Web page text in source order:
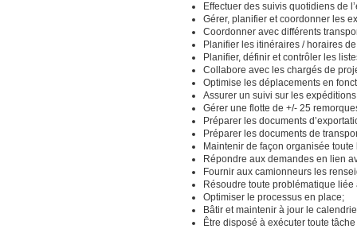
Effectuer des suivis quotidiens de
Gérer, planifier et coordonner les
Coordonner avec différents
Planifier les itinéraires / horaires
Planifier, définir et contrôler les
Collabore avec les chargés de
Optimise les déplacements en
Assurer un suivi sur les
Gérer une flotte de +/- 25
Préparer les documents
Préparer les documents de
Maintenir de façon organisée
Répondre aux demandes en lien
Fournir aux camionneurs les
Résoudre toute problématique
Optimiser le processus en place;
Bâtir et maintenir à jour le
Être disposé à exécuter toute